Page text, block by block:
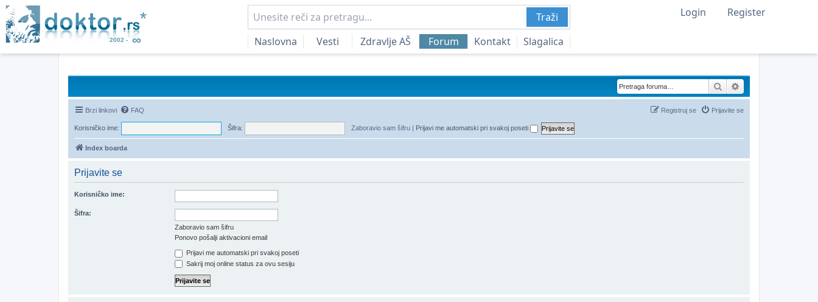
Traži
Naslovna
Vesti Zdravlje AŠ Forum Kontakt Slagalica
Login Register
Pretraga
Brzi linkovi FAQ Prijavite se
Registruj se
Korisničko ime: Šifra: Zaboravio sam šifru | Prijavi me automatski pri svakoj poseti
Index boarda
Prijavite se
Korisničko ime:
Šifra:
Zaboravio sam šifru
Ponovo pošalji aktivacioni email
Prijavi me automatski pri svakoj poseti
Sakrij moj online status za ovu sesiju